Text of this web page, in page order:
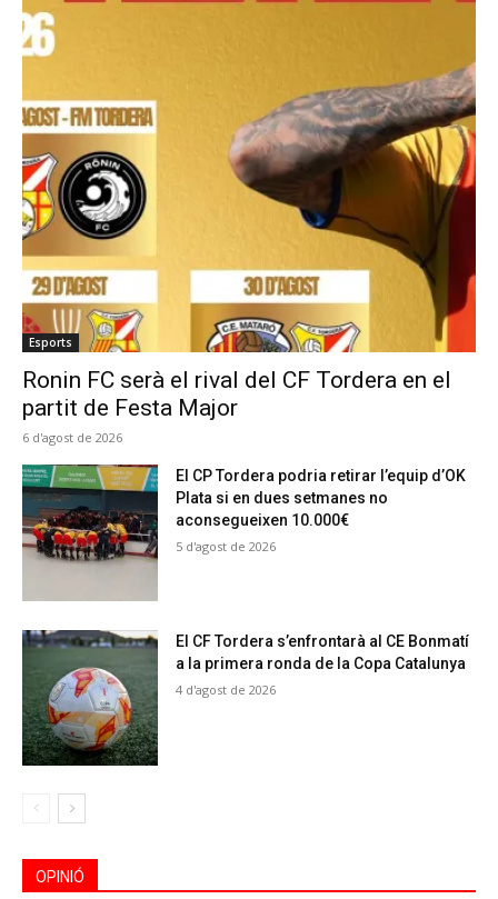
Esports
Ronin FC serà el rival del CF Tordera en el
partit de Festa Major
6 d'agost de 2026
El CP Tordera podria retirar l’equip d’OK
Plata si en dues setmanes no
aconsegueixen 10.000€
5 d'agost de 2026
El CF Tordera s’enfrontarà al CE Bonmatí
a la primera ronda de la Copa Catalunya
4 d'agost de 2026
OPINIÓ